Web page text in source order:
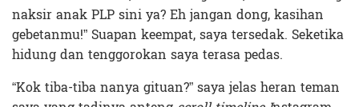
naksir anak PLP sini ya? Eh jangan dong, kasihan
gebetanmu!” Suapan keempat, saya tersedak. Seketika
hidung dan tenggorokan saya terasa pedas.
“Kok tiba-tiba nanya gituan?” saya jelas heran teman